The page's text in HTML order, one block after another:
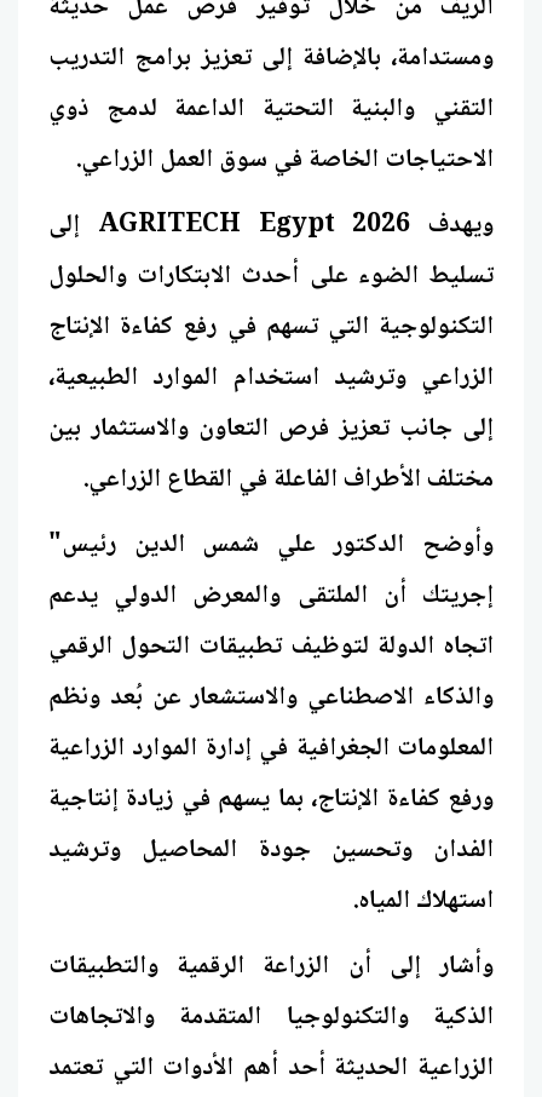
ومستدامة، بالإضافة إلى تعزيز برامج التدريب
التقني والبنية التحتية الداعمة لدمج ذوي
الاحتياجات الخاصة في سوق العمل الزراعي.
ويهدف AGRITECH Egypt 2026 إلى
تسليط الضوء على أحدث الابتكارات والحلول
التكنولوجية التي تسهم في رفع كفاءة الإنتاج
الزراعي وترشيد استخدام الموارد الطبيعية،
إلى جانب تعزيز فرص التعاون والاستثمار بين
مختلف الأطراف الفاعلة في القطاع الزراعي.
وأوضح الدكتور علي شمس الدين رئيس"
إجريتك أن الملتقى والمعرض الدولي يدعم
اتجاه الدولة لتوظيف تطبيقات التحول الرقمي
والذكاء الاصطناعي والاستشعار عن بُعد ونظم
المعلومات الجغرافية في إدارة الموارد الزراعية
ورفع كفاءة الإنتاج، بما يسهم في زيادة إنتاجية
الفدان وتحسين جودة المحاصيل وترشيد
استهلاك المياه.
وأشار إلى أن الزراعة الرقمية والتطبيقات
الذكية والتكنولوجيا المتقدمة والاتجاهات
الزراعية الحديثة أحد أهم الأدوات التي تعتمد